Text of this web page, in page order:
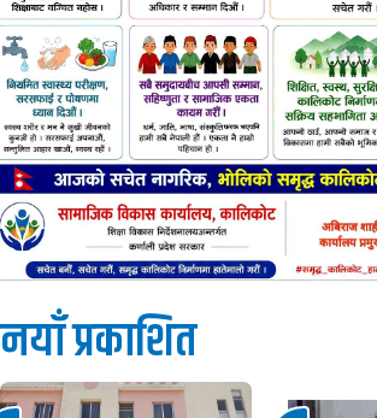
नयाँ प्रकाशित